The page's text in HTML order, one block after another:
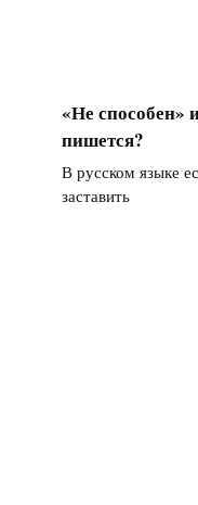
«Не способен»
пишется?
В русском языке
заставить